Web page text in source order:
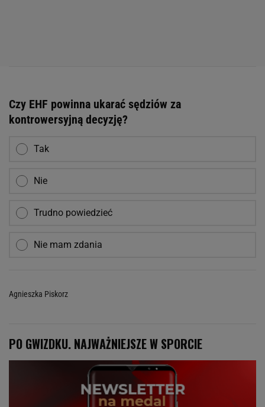
Czy EHF powinna ukarać sędziów za
kontrowersyjną decyzję?
Tak
Nie
Trudno powiedzieć
Nie mam zdania
Agnieszka Piskorz